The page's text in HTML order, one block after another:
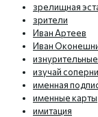
зрелищная
зрители
Иван Артеев
Иван
изучай
именная
именные карты
имитация